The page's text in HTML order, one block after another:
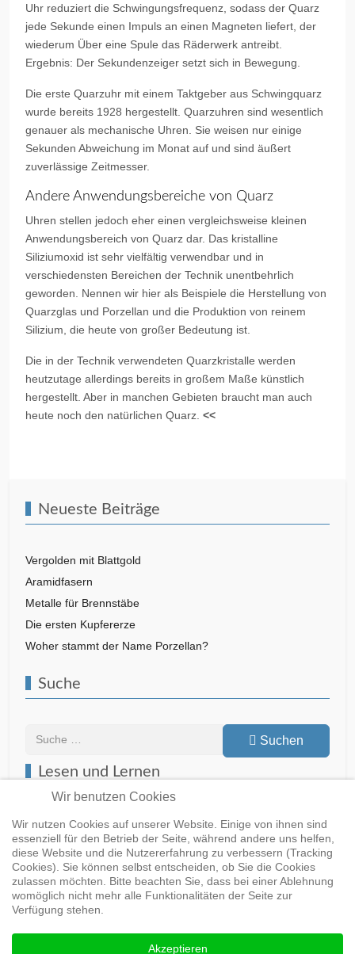
Uhr reduziert die Schwingungsfrequenz, sodass der Quarz
jede Sekunde einen Impuls an einen Magneten liefert, der
wiederum Über eine Spule das Räderwerk antreibt.
Ergebnis: Der Sekundenzeiger setzt sich in Bewegung.
Die erste Quarzuhr mit einem Taktgeber aus Schwingquarz
wurde bereits 1928 hergestellt. Quarzuhren sind wesentlich
genauer als mechanische Uhren. Sie weisen nur einige
Sekunden Abweichung im Monat auf und sind äußert
zuverlässige Zeitmesser.
Andere Anwendungsbereiche von Quarz
Uhren stellen jedoch eher einen vergleichsweise kleinen
Anwendungsbereich von Quarz dar. Das kristalline
Siliziumoxid ist sehr vielfältig verwendbar und in
verschiedensten Bereichen der Technik unentbehrlich
geworden. Nennen wir hier als Beispiele die Herstellung von
Quarzglas und Porzellan und die Produktion von reinem
Silizium, die heute von großer Bedeutung ist.
Die in der Technik verwendeten Quarzkristalle werden
heutzutage allerdings bereits in großem Maße künstlich
hergestellt. Aber in manchen Gebieten braucht man auch
heute noch den natürlichen Quarz. <<
Neueste Beiträge
Vergolden mit Blattgold
Aramidfasern
Metalle für Brennstäbe
Die ersten Kupfererze
Woher stammt der Name Porzellan?
Suche
Suchen
Lesen und Lernen
Buch bei Springer
Buch bei Springer
Wir benutzen Cookies
Wir nutzen Cookies auf unserer Website. Einige von ihnen sind
essenziell für den Betrieb der Seite, während andere uns helfen,
diese Website und die Nutzererfahrung zu verbessern (Tracking
Cookies). Sie können selbst entscheiden, ob Sie die Cookies
zulassen möchten. Bitte beachten Sie, dass bei einer Ablehnung
womöglich nicht mehr alle Funktionalitäten der Seite zur
Verfügung stehen.
Akzeptieren